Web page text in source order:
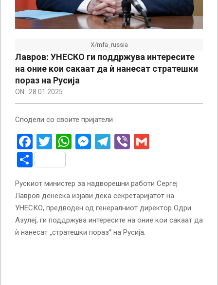
X/mfa_russia
Лавров: УНЕСКО ги поддржува интересите
на оние кои сакаат да ѝ нанесат стратешки
пораз на Русија
ON: 28.01.2025
Сподели со своите пријатели
Facebook
Twitter
WhatsApp
Messenger
Telegram
Viber
Share
Рускиот министер за надворешни работи Сергеј
Лавров денеска изјави дека секретаријатот на
УНЕСКО, предводен од генералниот директор Одри
Азулеј, ги поддржува интересите на оние кои сакаат да
ѝ нанесат „стратешки пораз“ на Русија.